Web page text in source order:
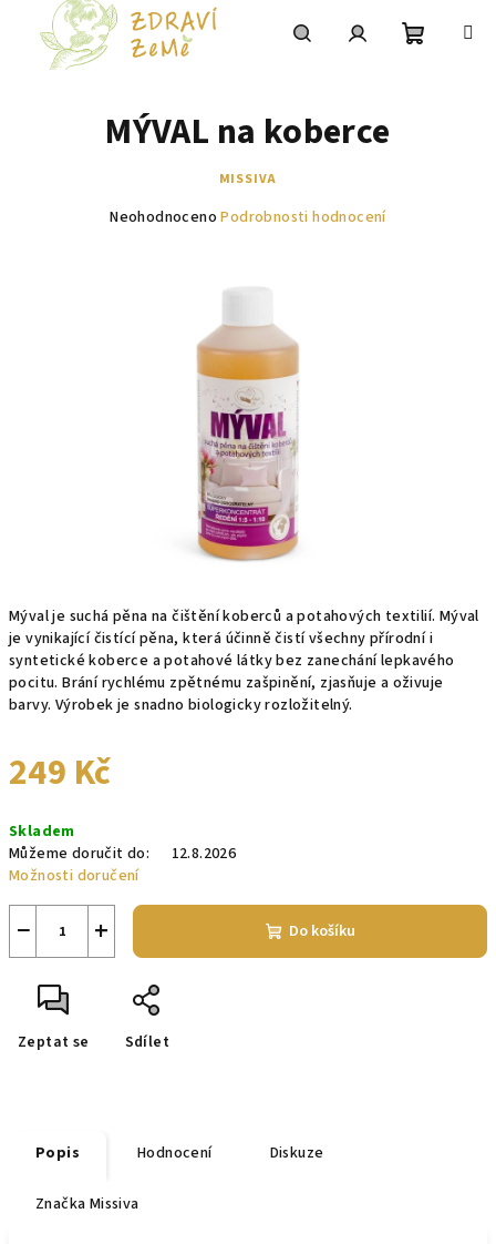
Mýval je suchá pěna na čištění koberců a potahových textilií. Mýval
je vynikající čistící pěna, která účinně čistí všechny přírodní i
syntetické koberce a potahové látky bez zanechání lepkavého
pocitu. Brání rychlému zpětnému zašpinění, zjasňuje a oživuje
barvy. Výrobek je snadno biologicky rozložitelný.
249 Kč
cena:
Skladem
Můžeme doručit do:
12.8.2026
Možnosti doručení
+
− Do košíku
Zeptat se Sdílet
MÝVAL na koberce
MISSIVA
Průměrné
Neohodnoceno Podrobnosti hodnocení
Popis Hodnocení Diskuze
Značka Missiva